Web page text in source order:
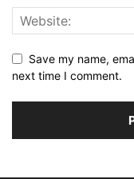
Save my name,
next time I comment.